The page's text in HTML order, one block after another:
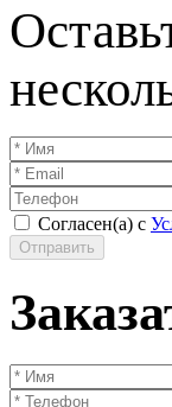
Согласен(а) с
Отправить